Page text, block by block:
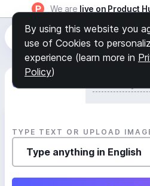
We are live on Product
Generate Track
TYPE TEXT OR UPLOAD
By using this website you
use of Cookies to
experience (learn more in
Policy)